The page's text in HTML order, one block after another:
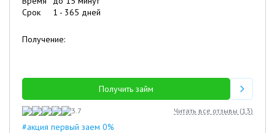
Срок
1 - 365 дней
Получение:
Получить займ
3.7 Читать все отзывы (13)
#акция первый заем 0%